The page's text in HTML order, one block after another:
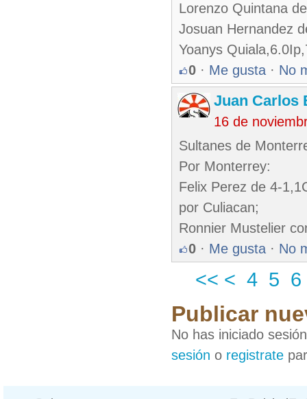
Lorenzo Quintana
Josuan Hernandez
Yoanys
0 · Me gusta · No
Juan Carlos
16 de
Sultanes de
Por Monterrey:
Felix Perez de 4-
por Culiacan;
Ronnier Mustelier
0 · Me gusta · No
<< < 4 5 6
Publicar
No has iniciado
sesión o registrate